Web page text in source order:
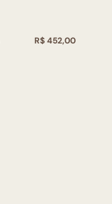
R$ 452,00